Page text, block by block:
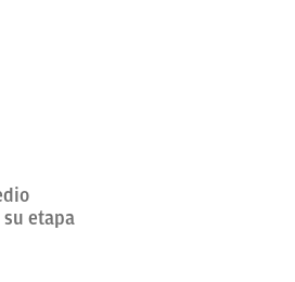
etapa